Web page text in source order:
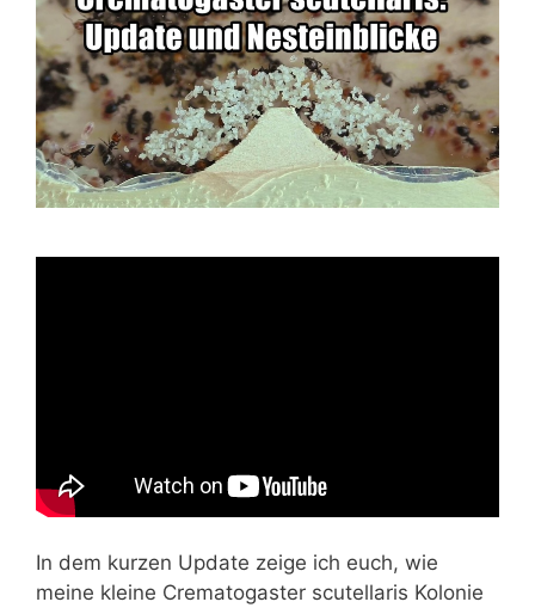
In dem kurzen Update zeige ich euch, wie
meine kleine Crematogaster scutellaris Kolonie